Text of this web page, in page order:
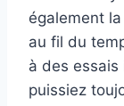
également
au fil du
à des
puissiez